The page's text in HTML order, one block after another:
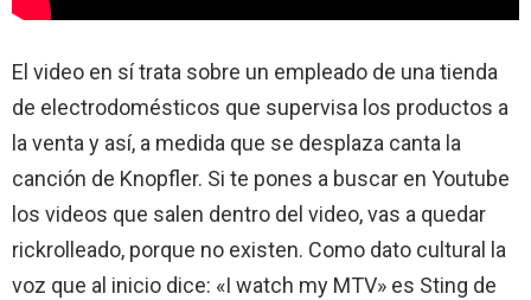
El video en sí trata sobre un empleado de una tienda
de electrodomésticos que supervisa los productos a
la venta y así, a medida que se desplaza canta la
canción de Knopfler. Si te pones a buscar en Youtube
los videos que salen dentro del video, vas a quedar
rickrolleado, porque no existen. Como dato cultural la
voz que al inicio dice: «I watch my MTV» es Sting de